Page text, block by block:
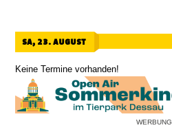
sa, 23. august
Keine Termine vorhanden!
WERBUNG